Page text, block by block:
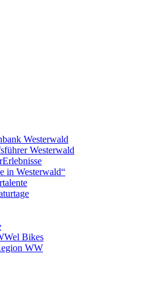
Westerwald
Westerwald
in Westerwald“
Bikes
WW